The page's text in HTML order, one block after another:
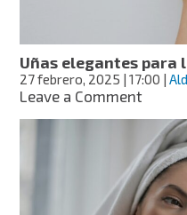
Uñas elegantes para
27 febrero, 2025 | 17:00 |
Leave a Commenton
para
llevar
en